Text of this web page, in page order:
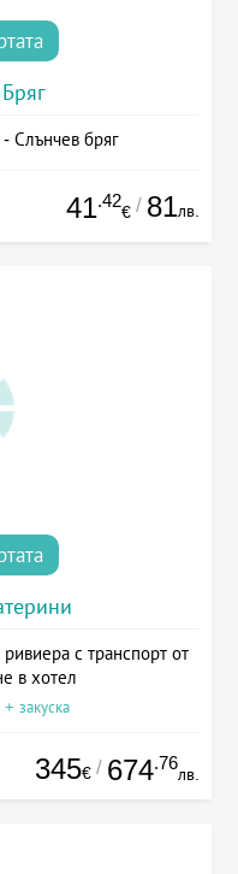
Слънчев бряг
41.42
€ / 81лв.
с транспорт от
в хотел
закуска
345€ / 674.76
лв.